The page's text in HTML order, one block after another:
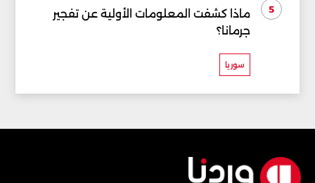
5
ماذا كشفت المعلومات الأولية عن تفجير
جرمانا؟
سوريا